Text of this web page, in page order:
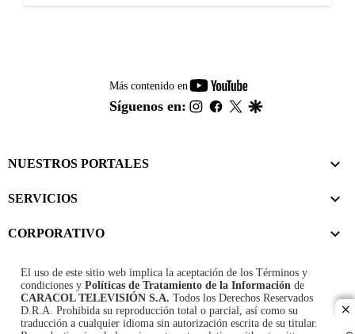
Más contenido en
youtube-
footer
Síguenos en: instagram
facebook
twitter
NUESTROS PORTALES
SERVICIOS
CORPORATIVO
El uso de este sitio web implica la aceptación de los Términos y
condiciones y Políticas de Tratamiento de la Información de
CARACOL TELEVISIÓN S.A. Todos los Derechos Reservados
D.R.A. Prohibida su reproducción total o parcial, así como su
traducción a cualquier idioma sin autorización escrita de su titular.